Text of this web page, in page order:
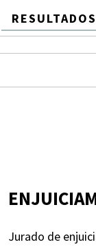
Jurado de